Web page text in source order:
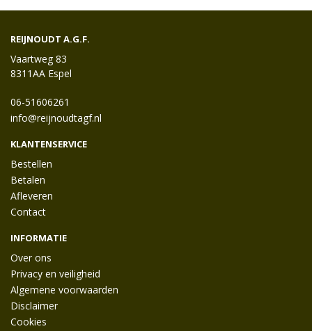
REIJNOUDT A.G.F.
Vaartweg 83
8311AA Espel
06-51606261
info@reijnoudtagf.nl
KLANTENSERVICE
Bestellen
Betalen
Afleveren
Contact
INFORMATIE
Over ons
Privacy en veiligheid
Algemene voorwaarden
Disclaimer
Cookies